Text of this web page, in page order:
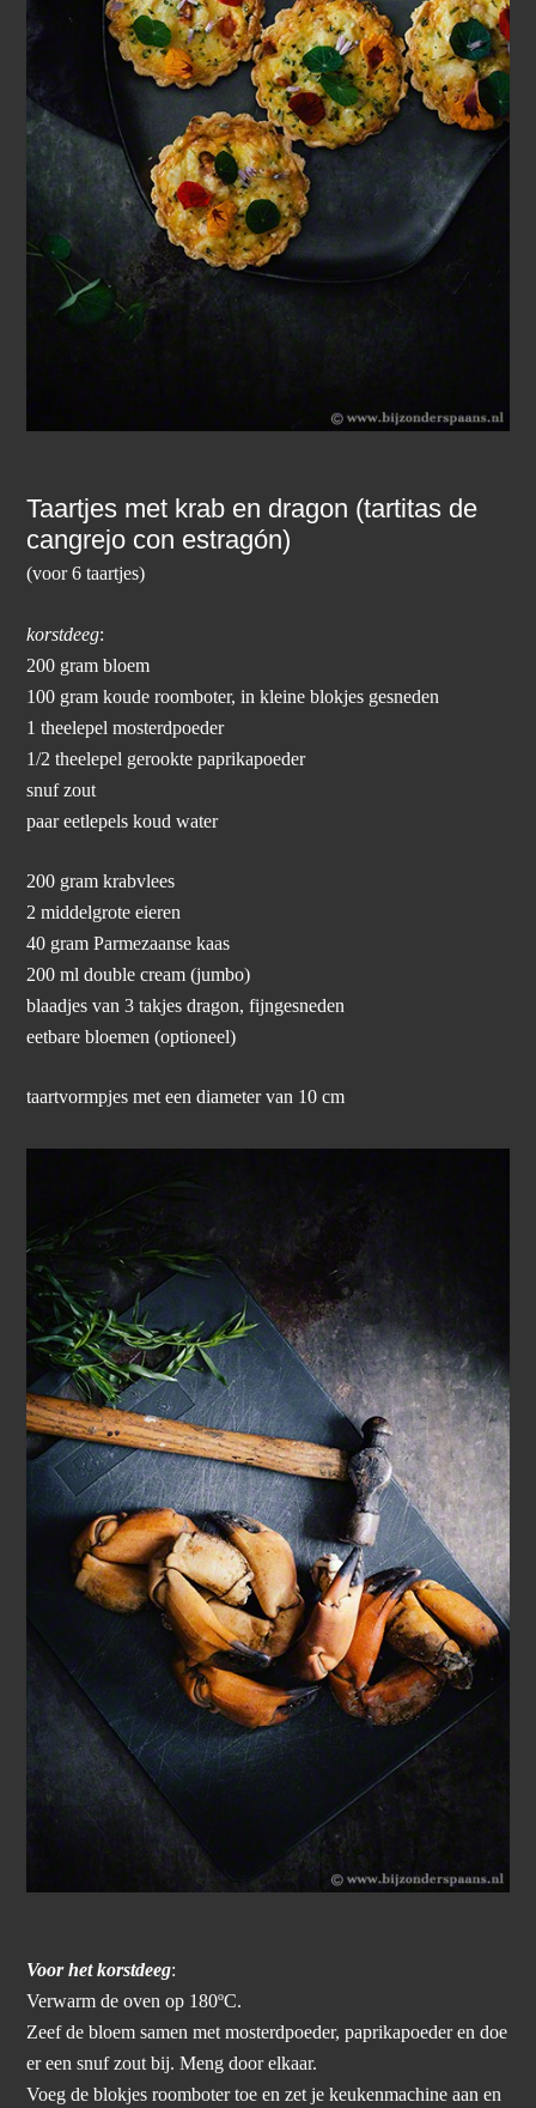
Taartjes met krab en dragon (tartitas de
cangrejo con estragón)
(voor 6 taartjes)
korstdeeg:
200 gram bloem
100 gram koude roomboter, in kleine blokjes gesneden
1 theelepel mosterdpoeder
1/2 theelepel gerookte paprikapoeder
snuf zout
paar eetlepels koud water
200 gram krabvlees
2 middelgrote eieren
40 gram Parmezaanse kaas
200 ml double cream (jumbo)
blaadjes van 3 takjes dragon, fijngesneden
eetbare bloemen (optioneel)
taartvormpjes met een diameter van 10 cm
Voor het korstdeeg:
Verwarm de oven op 180ºC.
Zeef de bloem samen met mosterdpoeder, paprikapoeder en doe
er een snuf zout bij. Meng door elkaar.
Voeg de blokjes roomboter toe en zet je keukenmachine aan en